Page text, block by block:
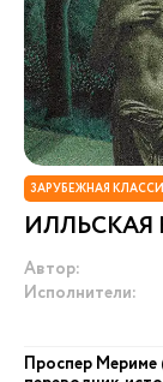
ЗАРУБЕЖНАЯ
ИЛЛЬСКАЯ
Автор:
Исполнители:
Проспер Мериме